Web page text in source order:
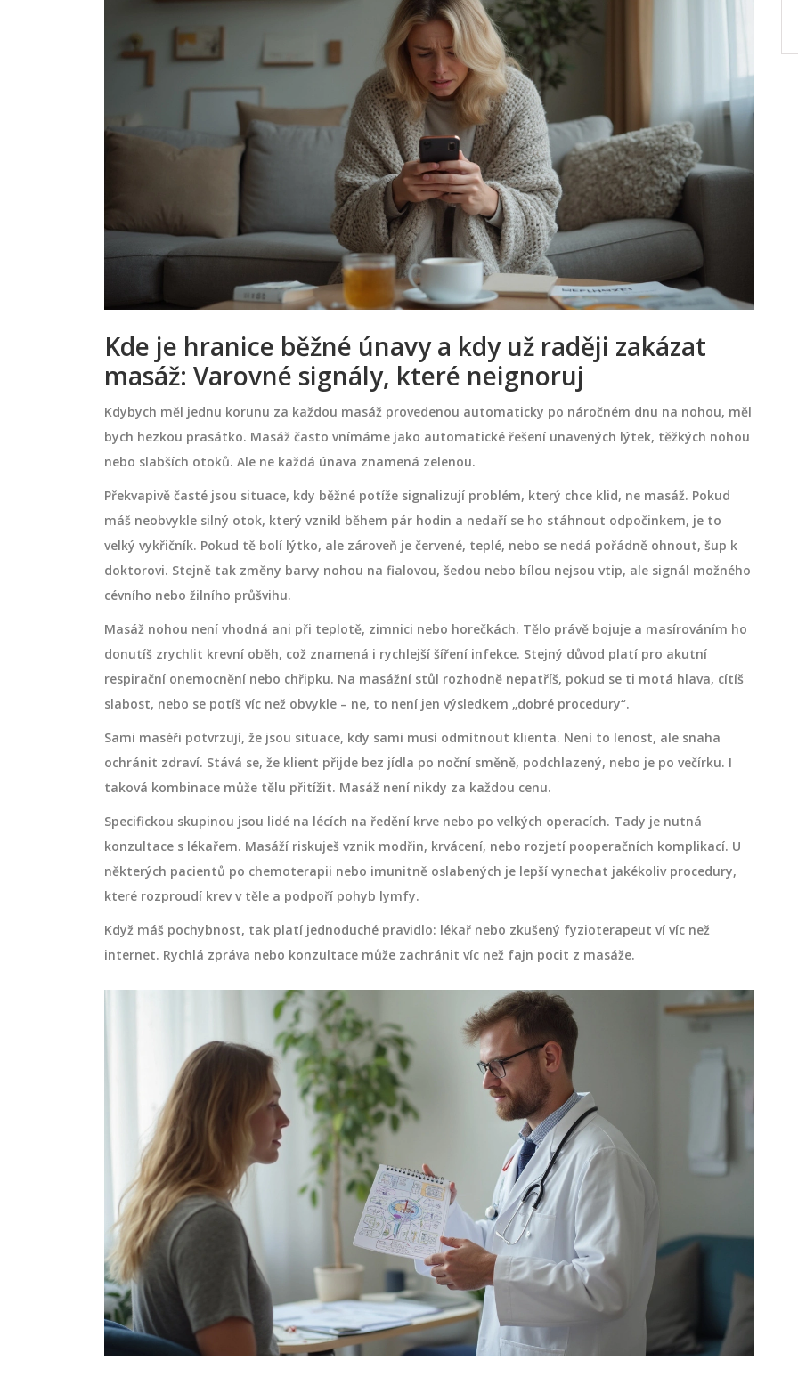
Kde je hranice běžné únavy a kdy už raději zakázat
masáž: Varovné signály, které neignoruj
Kdybych měl jednu korunu za každou masáž provedenou automaticky po náročném dnu na nohou, měl
bych hezkou prasátko. Masáž často vnímáme jako automatické řešení unavených lýtek, těžkých nohou
nebo slabších otoků. Ale ne každá únava znamená zelenou.
Překvapivě časté jsou situace, kdy běžné potíže signalizují problém, který chce klid, ne masáž. Pokud
máš neobvykle silný otok, který vznikl během pár hodin a nedaří se ho stáhnout odpočinkem, je to
velký vykřičník. Pokud tě bolí lýtko, ale zároveň je červené, teplé, nebo se nedá pořádně ohnout, šup k
doktorovi. Stejně tak změny barvy nohou na fialovou, šedou nebo bílou nejsou vtip, ale signál možného
cévního nebo žilního průšvihu.
Masáž nohou není vhodná ani při teplotě, zimnici nebo horečkách. Tělo právě bojuje a masírováním ho
donutíš zrychlit krevní oběh, což znamená i rychlejší šíření infekce. Stejný důvod platí pro akutní
respirační onemocnění nebo chřipku. Na masážní stůl rozhodně nepatříš, pokud se ti motá hlava, cítíš
slabost, nebo se potíš víc než obvykle – ne, to není jen výsledkem „dobré procedury“.
Sami maséři potvrzují, že jsou situace, kdy sami musí odmítnout klienta. Není to lenost, ale snaha
ochránit zdraví. Stává se, že klient přijde bez jídla po noční směně, podchlazený, nebo je po večírku. I
taková kombinace může tělu přitížit. Masáž není nikdy za každou cenu.
Specifickou skupinou jsou lidé na lécích na ředění krve nebo po velkých operacích. Tady je nutná
konzultace s lékařem. Masáží riskuješ vznik modřin, krvácení, nebo rozjetí pooperačních komplikací. U
některých pacientů po chemoterapii nebo imunitně oslabených je lepší vynechat jakékoliv procedury,
které rozproudí krev v těle a podpoří pohyb lymfy.
Když máš pochybnost, tak platí jednoduché pravidlo: lékař nebo zkušený fyzioterapeut ví víc než
internet. Rychlá zpráva nebo konzultace může zachránit víc než fajn pocit z masáže.
září 14 2025